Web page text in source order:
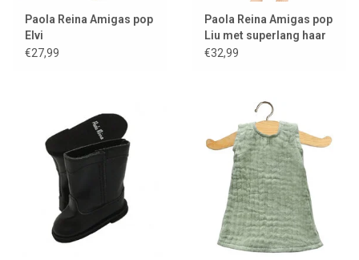
Paola Reina Amigas pop
Elvi
€27,99
Paola Reina Amigas pop
Liu met superlang haar
€32,99